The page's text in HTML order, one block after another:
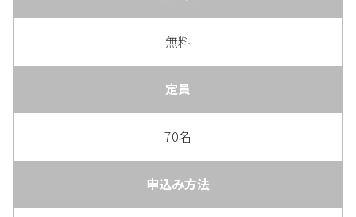
無料
定員
70名
申込み方法